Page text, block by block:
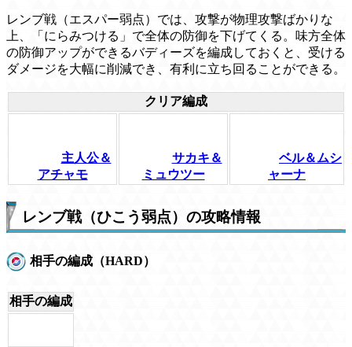
レンブ戦（エスパー弱点）では、攻撃が物理攻撃ばかりな
上、「にらみつける」で全体の防御を下げてくる。味方全体
の防御アップができるバディーズを編成しておくと、受ける
ダメージを大幅に削減でき、有利に立ち回ることができる。
クリア編成
主人公＆
アチャモ
サカキ＆
ミュウツー
ベル＆ムシ
ャーナ
レンブ戦（ひこう弱点）の攻略情報
相手の編成（HARD）
相手の編成